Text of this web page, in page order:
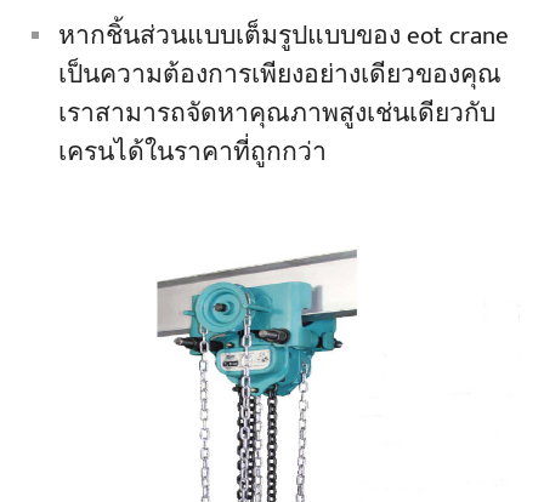
หากชิ้นส่วนแบบเต็มรูปแบบของ eot crane
เป็นความต้องการเพียงอย่างเดียวของคุณ
เราสามารถจัดหาคุณภาพสูงเช่นเดียวกับ
เครนได้ในราคาที่ถูกกว่า